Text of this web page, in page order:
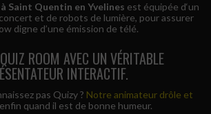
Saint Quentin en Yvelines est équipée d‘un
et de robots de lumière, pour assurer
digne d’une émission de télé.
ROOM AVEC UN VÉRITABLE
INTERACTIF.
pas Quizy ? Notre animateur drôle et
quand il est de bonne humeur.